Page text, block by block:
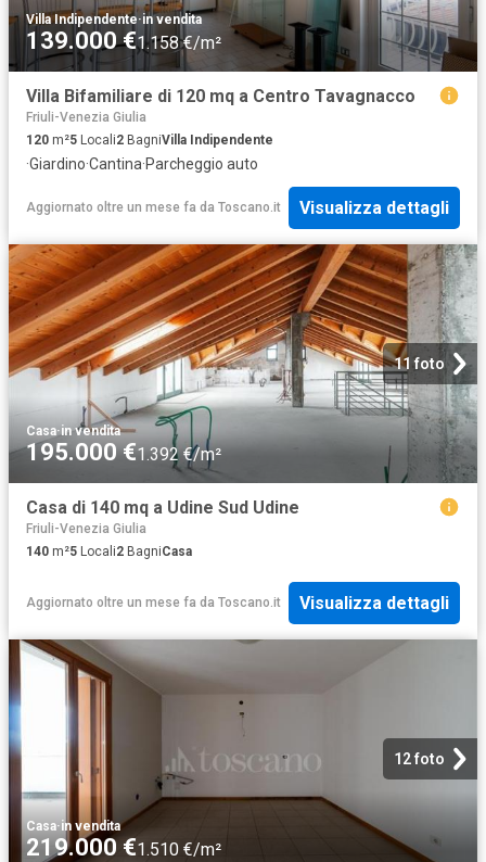
Villa Indipendente·in vendita
139.000 €1.158 €/m²
Villa Bifamiliare di 120 mq a Centro Tavagnacco
Friuli-Venezia Giulia
120 m²5 Locali2 BagniVilla Indipendente
·Giardino·Cantina·Parcheggio auto
Aggiornato oltre un mese fa da Toscano.it Visualizza dettagli
11 foto
Casa·in vendita
195.000 €1.392 €/m²
Casa di 140 mq a Udine Sud Udine
Friuli-Venezia Giulia
140 m²5 Locali2 BagniCasa
Aggiornato oltre un mese fa da Toscano.it Visualizza dettagli
12 foto
Casa·in vendita
219.000 €1.510 €/m²